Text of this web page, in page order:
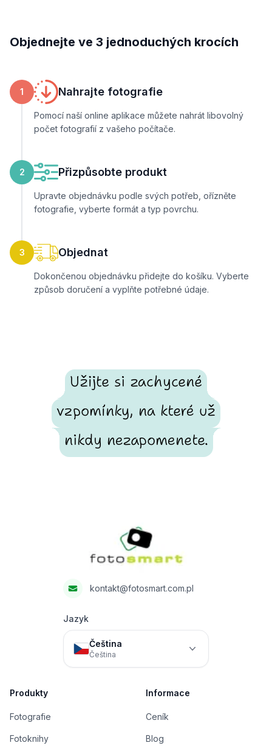
Objednejte ve 3 jednoduchých krocích
1 Nahrajte fotografie
Pomocí naší online aplikace můžete nahrát libovolný
počet fotografií z vašeho počítače.
2 Přizpůsobte produkt
Upravte objednávku podle svých potřeb, ořízněte
fotografie, vyberte formát a typ povrchu.
3 Objednat
Dokončenou objednávku přidejte do košíku. Vyberte
způsob doručení a vyplňte potřebné údaje.
Užijte si zachycené
vzpomínky, na které už
nikdy nezapomenete.
kontakt@fotosmart.com.pl
Jazyk
Čeština
Čeština
Produkty
Fotografie
Fotoknihy
Informace
Ceník
Blog